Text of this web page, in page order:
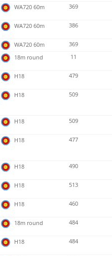
WA720 60m 369
WA720 60m 386
WA720 60m
369
18m round 11
H18 479
H18 509
H18 509
H18 477
H18 490
H18 513
H18 460
18m round 484
H18 484